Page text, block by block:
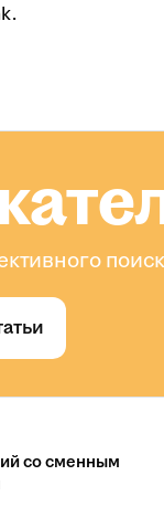
со сменным